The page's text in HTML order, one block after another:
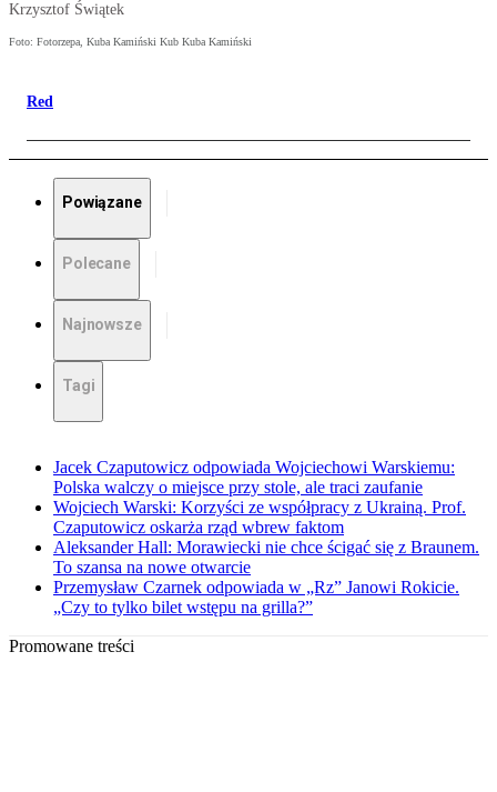
Krzysztof Świątek
Foto: Fotorzepa, Kuba Kamiński Kub Kuba Kamiński
Red
Powiązane
Polecane
Najnowsze
Tagi
Jacek Czaputowicz odpowiada Wojciechowi Warskiemu:
Polska walczy o miejsce przy stole, ale traci zaufanie
Wojciech Warski: Korzyści ze współpracy z Ukrainą. Prof.
Czaputowicz oskarża rząd wbrew faktom
Aleksander Hall: Morawiecki nie chce ścigać się z Braunem.
To szansa na nowe otwarcie
Przemysław Czarnek odpowiada w „Rz” Janowi Rokicie.
„Czy to tylko bilet wstępu na grilla?”
Promowane treści